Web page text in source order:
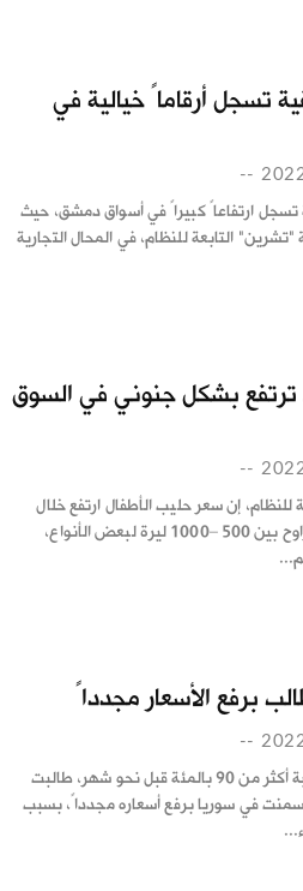
تسجل أرقاماً خيالية في
--
تسجل ارتفاعاً كبيراً في أسواق دمشق، حيث
التابعة للنظام، في المحال التجارية
ترتفع بشكل جنوني في السوق
--
إن سعر حليب الأطفال ارتفع خلال
الأيام القليلة الماضية بما يتراوح بين 500 –1000 ليرة لبعض الأنواع،
برفع الأسعار مجدداً
--
بعد رفع أسعار الإسمنت بنسبة أكثر من 90 بالمئة قبل نحو شهر، طالبت
في سوريا برفع أسعاره مجدداً، بسبب